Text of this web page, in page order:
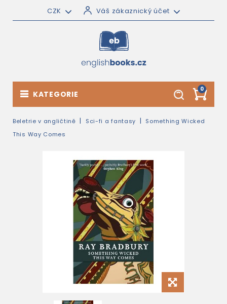
CZK Váš zákaznický účet
0
KATEGORIE
Beletrie v angličtině Sci-fi a fantasy
Something Wicked
This Way Comes